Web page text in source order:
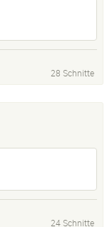
28 Schnitte
24 Schnitte